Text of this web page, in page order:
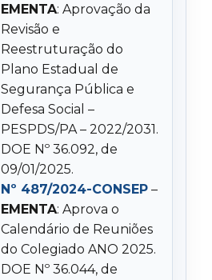
EMENTA: Aprovação da
Revisão e
Reestruturação do
Plano Estadual de
Segurança Pública e
Defesa Social –
PESPDS/PA – 2022/2031.
DOE Nº 36.092, de
09/01/2025.
Nº 487/2024-CONSEP –
EMENTA: Aprova o
Calendário de Reuniões
do Colegiado ANO 2025.
DOE Nº 36.044, de